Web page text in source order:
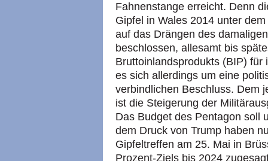
Fahnenstange erreicht. Denn
Gipfel in Wales 2014 unter
auf das Drängen des
beschlossen, allesamt bis
Bruttoinlandsprodukts (BIP)
es sich allerdings um eine
verbindlichen Beschluss. Dem
ist die Steigerung der
Das Budget des Pentagon soll
dem Druck von Trump haben
Gipfeltreffen am 25. Mai in
Prozent-Ziels bis 2024